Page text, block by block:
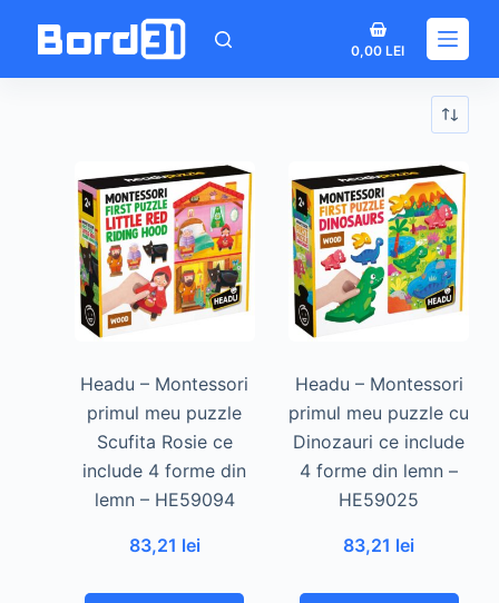
Coș
de
cumpărături
0,00LEI
Headu – Montessori
primul meu puzzle
Scufita Rosie ce
include 4 forme din
lemn – HE59094
83,21 lei
Headu – Montessori
primul meu puzzle cu
Dinozauri ce include
4 forme din lemn –
HE59025
83,21 lei